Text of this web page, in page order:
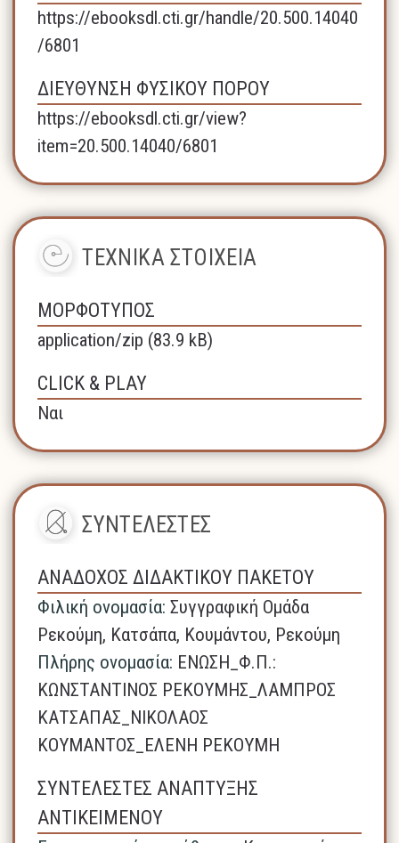
https://ebooksdl.cti.gr/handle/20.500.14040
/6801
ΔΙΕΥΘΥΝΣΗ ΦΥΣΙΚΟΥ ΠΟΡΟΥ
https://ebooksdl.cti.gr/view?
item=20.500.14040/6801
ΤΕΧΝΙΚΑ ΣΤΟΙΧΕΙΑ
ΜΟΡΦΟΤΥΠΟΣ
application/zip (83.9 kB)
CLICK & PLAY
Ναι
ΣΥΝΤΕΛΕΣΤΕΣ
ΑΝΑΔΟΧΟΣ ΔΙΔΑΚΤΙΚΟΥ ΠΑΚΕΤΟΥ
Φιλική ονομασία: Συγγραφική Ομάδα
Ρεκούμη, Κατσάπα, Κουμάντου, Ρεκούμη
Πλήρης ονομασία: ΕΝΩΣΗ_Φ.Π.:
ΚΩΝΣΤΑΝΤΙΝΟΣ ΡΕΚΟΥΜΗΣ_ΛΑΜΠΡΟΣ
ΚΑΤΣΑΠΑΣ_ΝΙΚΟΛΑΟΣ
ΚΟΥΜΑΝΤΟΣ_ΕΛΕΝΗ ΡΕΚΟΥΜΗ
ΣΥΝΤΕΛΕΣΤΕΣ ΑΝΑΠΤΥΞΗΣ
ΑΝΤΙΚΕΙΜΕΝΟΥ